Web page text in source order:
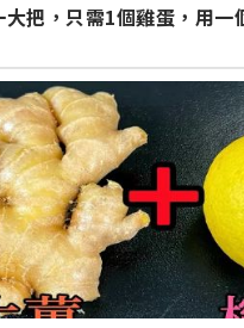
把，只需1個雞蛋，用一